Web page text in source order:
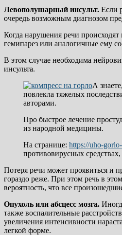
Левополушарный инсульт. Если
очередь возможным диагнозом
Когда нарушения речи происходят
гемипарез или аналогичные ему
В этом случае необходима
инсульта.
А
повлекла тяжелых
авторами.
Про быстрое лечение
из народной медицины.
На странице: https://uho-
противовирусных
Потеря речи может проявиться и
гораздо реже. При этом речь в
вероятность, что все
Опухоль или абсцесс мозга.
также воспалительные
увеличения интенсивности
легкой форме.